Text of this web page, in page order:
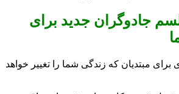
جادوگران جدید برای
مبتدیان که زندگی شما را تغییر خواهد